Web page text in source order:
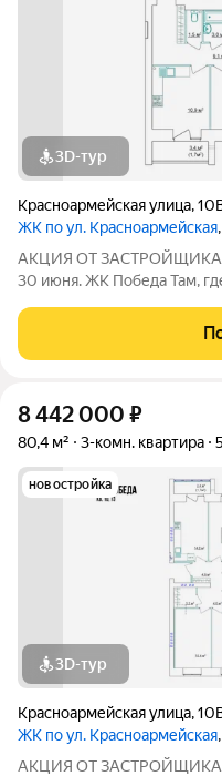
3D-тур
Красноармейская улица,
ЖК по ул. Красноармейская
АКЦИЯ ОТ ЗАСТРОЙЩИКА
30 июня. ЖК Победа Там,
современный 5-этажный
созданный в формате
8 442 000 ₽
80,4 м² 3-комн. квартира
новостройка
3D-тур
Красноармейская улица,
ЖК по ул. Красноармейская
АКЦИЯ ОТ ЗАСТРОЙЩИКА